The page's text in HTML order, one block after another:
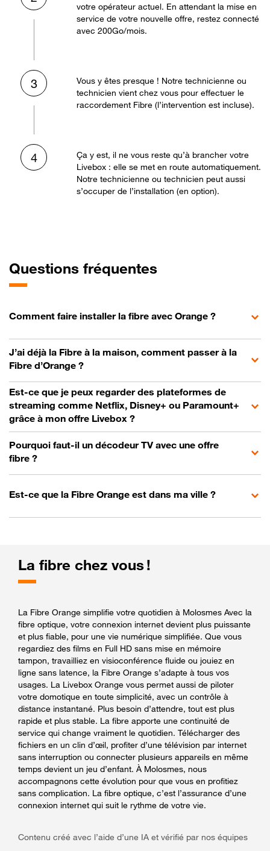
votre opérateur actuel. En attendant la mise en
service de votre nouvelle offre, restez connecté
avec 200Go/mois.
3
Vous y êtes presque ! Notre technicienne ou
technicien vient chez vous pour effectuer le
raccordement Fibre (l’intervention est incluse).
4
Ça y est, il ne vous reste qu’à brancher votre
Livebox : elle se met en route automatiquement.
Notre technicienne ou technicien peut aussi
s’occuper de l’installation (en option).
Questions fréquentes
Comment faire installer la fibre avec Orange ?
J’ai déjà la Fibre à la maison, comment passer à la
Fibre d’Orange ?
Est-ce que je peux regarder des plateformes de
streaming comme Netflix, Disney+ ou Paramount+
grâce à mon offre Livebox ?
Pourquoi faut-il un décodeur TV avec une offre
fibre ?
Est-ce que la Fibre Orange est dans ma ville ?
La fibre chez vous !
La Fibre Orange simplifie votre quotidien à Molosmes Avec la
fibre optique, votre connexion internet devient plus puissante
et plus fiable, pour une vie numérique simplifiée. Que vous
regardiez des films en Full HD sans mise en mémoire
tampon, travailliez en visioconférence fluide ou jouiez en
ligne sans latence, la Fibre Orange s’adapte à tous vos
usages. La Livebox Orange vous permet aussi de piloter
votre domotique en toute simplicité, avec un contrôle à
distance instantané. Plus besoin d’attendre, tout est plus
rapide et plus stable. La fibre apporte une continuité de
service qui change vraiment le quotidien. Télécharger des
fichiers en un clin d’œil, profiter d’une télévision par internet
sans interruption ou connecter plusieurs appareils en même
temps devient un jeu d’enfant. À Molosmes, nous
accompagnons cette évolution pour que vous en profitiez
sans complication. La fibre optique, c’est l’assurance d’une
connexion internet qui suit le rythme de votre vie.
Contenu créé avec l’aide d’une IA et vérifié par nos équipes